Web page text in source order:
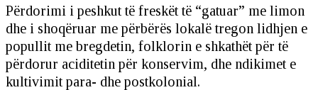
Përdorimi i peshkut të freskët të “gatuar” me limon
dhe i shoqëruar me përbërës lokalë tregon lidhjen e
popullit me bregdetin, folklorin e shkathët për të
përdorur aciditetin për konservim, dhe ndikimet e
kultivimit para- dhe postkolonial.